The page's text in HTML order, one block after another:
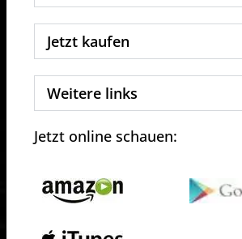
Jetzt kaufen
Weitere links
Jetzt online schauen: